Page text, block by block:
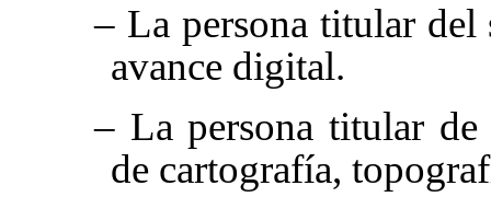
– La persona titular del
avance digital.
– La persona titular de
de cartografía,